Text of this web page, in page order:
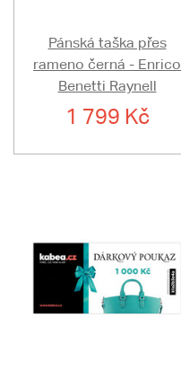
Pánská taška přes
rameno černá - Enrico
Benetti Raynell
1 799 Kč